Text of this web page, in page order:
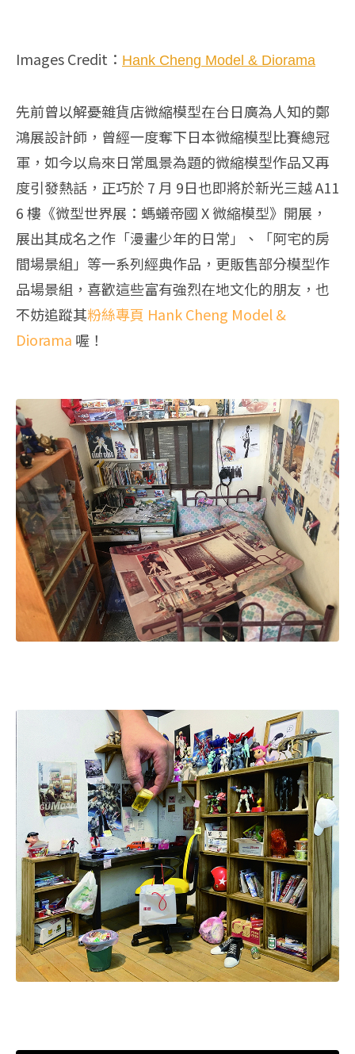
Images Credit： Hank Cheng Model & Diorama
先前曾以解憂雜貨店微縮模型在台日廣為人知的鄭
鴻展設計師，曾經一度奪下日本微縮模型比賽總冠
軍，如今以烏來日常風景為題的微縮模型作品又再
度引發熱話，正巧於 7 月 9日也即將於新光三越 A11
6 樓《微型世界展：螞蟻帝國 X 微縮模型》開展，
展出其成名之作「漫畫少年的日常」、「阿宅的房
間場景組」等一系列經典作品，更販售部分模型作
品場景組，喜歡這些富有強烈在地文化的朋友，也
不妨追蹤其粉絲專頁 Hank Cheng Model &
Diorama 喔！